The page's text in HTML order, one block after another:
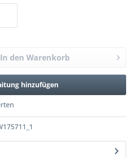
In den Warenkorb
hinzufügen